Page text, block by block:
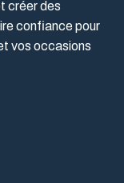
créer des
confiance pour
vos occasions